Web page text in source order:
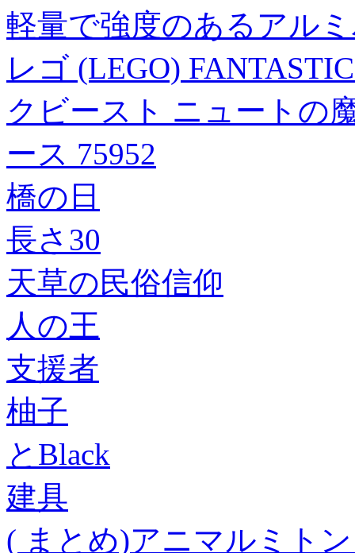
軽量で強度のあるアル
レゴ (LEGO)
クビースト ニュートの
ース 75952
橋の日
長さ30
天草の民俗信仰
人の王
支援者
柚子
とBlack
建具
( まとめ)アニマルミト